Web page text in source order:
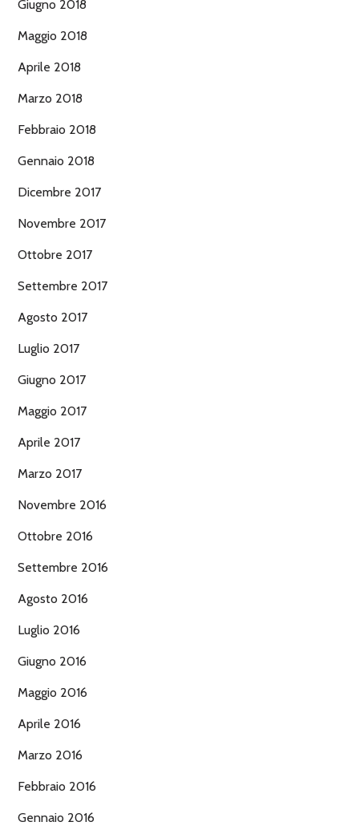
Giugno 2018
Maggio 2018
Aprile 2018
Marzo 2018
Febbraio 2018
Gennaio 2018
Dicembre 2017
Novembre 2017
Ottobre 2017
Settembre 2017
Agosto 2017
Luglio 2017
Giugno 2017
Maggio 2017
Aprile 2017
Marzo 2017
Novembre 2016
Ottobre 2016
Settembre 2016
Agosto 2016
Luglio 2016
Giugno 2016
Maggio 2016
Aprile 2016
Marzo 2016
Febbraio 2016
Gennaio 2016